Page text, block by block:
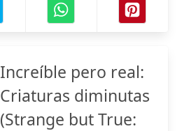
Increíble pero real:
Criaturas diminutas
(Strange but True: